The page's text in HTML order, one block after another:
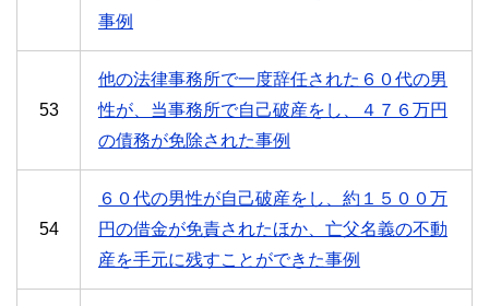
事例
53
他の法律事務所で一度辞任された６０代の男
性が、当事務所で自己破産をし、４７６万円
の債務が免除された事例
54
６０代の男性が自己破産をし、約１５００万
円の借金が免責されたほか、亡父名義の不動
産を手元に残すことができた事例